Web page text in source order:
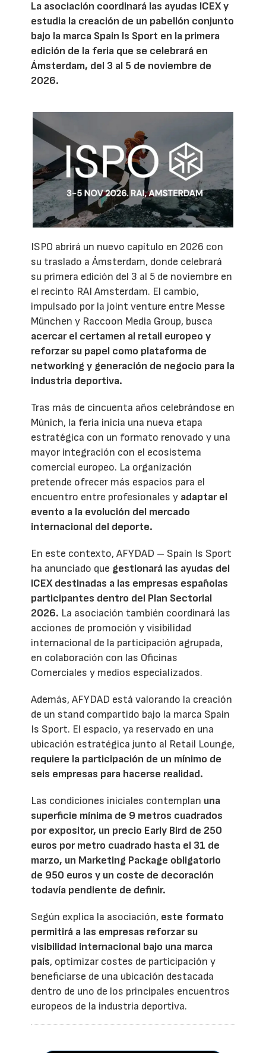
La asociación coordinará las ayudas ICEX y
estudia la creación de un pabellón conjunto
bajo la marca Spain Is Sport en la primera
edición de la feria que se celebrará en
Ámsterdam, del 3 al 5 de noviembre de
2026.
ISPO abrirá un nuevo capítulo en 2026 con
su traslado a Ámsterdam, donde celebrará
su primera edición del 3 al 5 de noviembre en
el recinto RAI Amsterdam. El cambio,
impulsado por la joint venture entre Messe
München y Raccoon Media Group, busca
acercar el certamen al retail europeo y
reforzar su papel como plataforma de
networking y generación de negocio para la
industria deportiva.
Tras más de cincuenta años celebrándose en
Múnich, la feria inicia una nueva etapa
estratégica con un formato renovado y una
mayor integración con el ecosistema
comercial europeo. La organización
pretende ofrecer más espacios para el
encuentro entre profesionales y adaptar el
evento a la evolución del mercado
internacional del deporte.
En este contexto, AFYDAD – Spain Is Sport
ha anunciado que gestionará las ayudas del
ICEX destinadas a las empresas españolas
participantes dentro del Plan Sectorial
2026. La asociación también coordinará las
acciones de promoción y visibilidad
internacional de la participación agrupada,
en colaboración con las Oficinas
Comerciales y medios especializados.
Además, AFYDAD está valorando la creación
de un stand compartido bajo la marca Spain
Is Sport. El espacio, ya reservado en una
ubicación estratégica junto al Retail Lounge,
requiere la participación de un mínimo de
seis empresas para hacerse realidad.
Las condiciones iniciales contemplan una
superficie mínima de 9 metros cuadrados
por expositor, un precio Early Bird de 250
euros por metro cuadrado hasta el 31 de
marzo, un Marketing Package obligatorio
de 950 euros y un coste de decoración
todavía pendiente de definir.
Según explica la asociación, este formato
permitirá a las empresas reforzar su
visibilidad internacional bajo una marca
país, optimizar costes de participación y
beneficiarse de una ubicación destacada
dentro de uno de los principales encuentros
europeos de la industria deportiva.